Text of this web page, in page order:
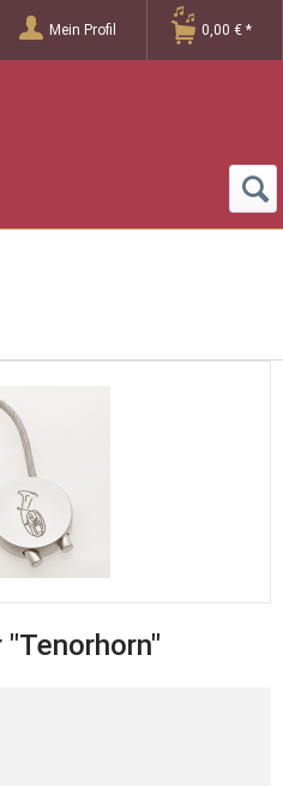
Mein Profil 0,00 € *